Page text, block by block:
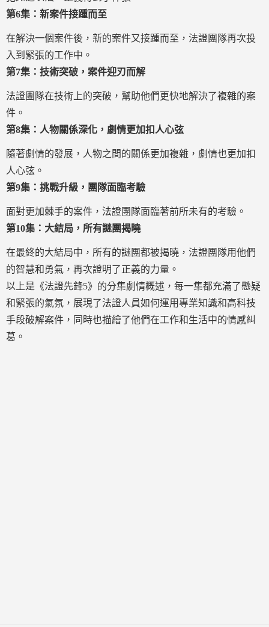
第6集：新案件接踵而至
在解決一個案件後，新的案件又接踵而至，法證團隊再次投
入到緊張的工作中。
第7集：技術突破，案件迎刃而解
法證團隊在技術上的突破，幫助他們更快地解決了複雜的案
件。
第8集：人物關係深化，劇情更加扣人心弦
隨著劇情的發展，人物之間的關係更加複雜，劇情也更加扣
人心弦。
第9集：挑戰升級，團隊面臨考驗
面對更加棘手的案件，法證團隊面臨著前所未有的考驗。
第10集：大結局，所有謎團揭曉
在最終的大結局中，所有的謎團都被揭曉，法證團隊用他們
的智慧和勇氣，再次證明了正義的力量。
以上是《法證先鋒5》的分集劇情概述，每一集都充滿了懸疑
和緊張的氣氛，展現了法證人員如何運用專業知識和高科技
手段破解案件，同時也描繪了他們在工作和生活中的情感糾
葛。